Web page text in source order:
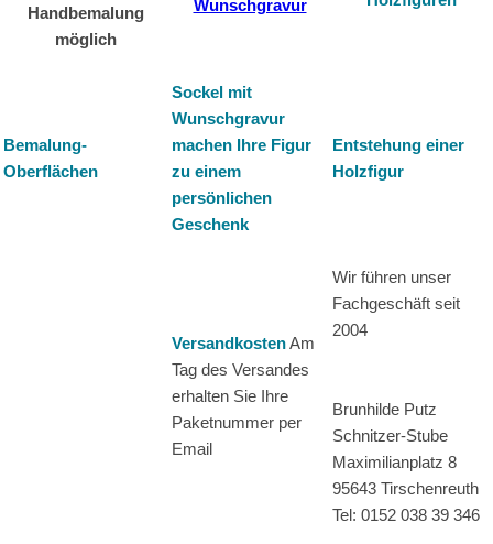
Handbemalung
möglich
Bemalung-
Oberflächen
Sockel mit
Wunschgravur
machen Ihre Figur
zu einem
persönlichen
Geschenk
Entstehung einer
Holzfigur
VersandkostenAm
Tag des Versandes
erhalten Sie Ihre
Paketnummer per
Email
Wir führen unser
Fachgeschäft seit
2004
Brunhilde Putz
Schnitzer-Stube
Maximilianplatz 8
95643 Tirschenreuth
Tel: 0152 038 39 346